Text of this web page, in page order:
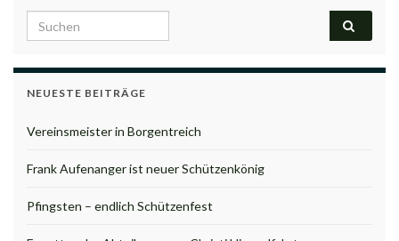
Search for:
NEUESTE BEITRÄGE
Vereinsmeister in Borgentreich
Frank Aufenanger ist neuer Schützenkönig
Pfingsten – endlich Schützenfest